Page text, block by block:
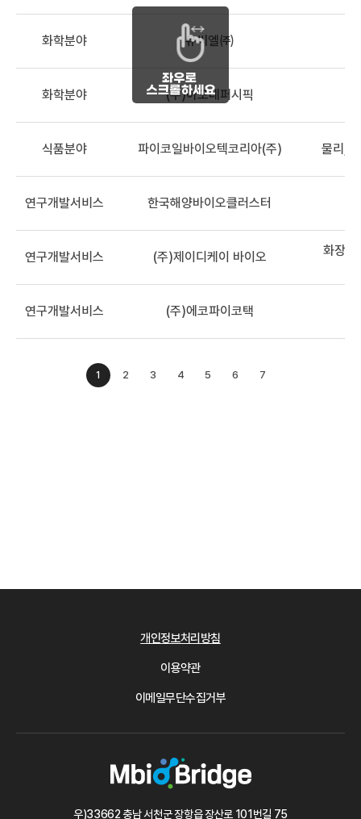
화학분야 유씨엘㈜
화학분야 (주)아모레퍼시픽
식품분야 파이코일바이오텍코리아(주) 물리,
연구개발서비스 한국해양바이오클러스터
연구개발서비스 (주)제이디케이 바이오 화장품
연구개발서비스 (주)에코파이코택
1 2 3 4 5 6 7
개인정보처리방침
이용약관
이메일무단수집거부
우)33662 충남 서천군 장항읍 장산로 101번길 75